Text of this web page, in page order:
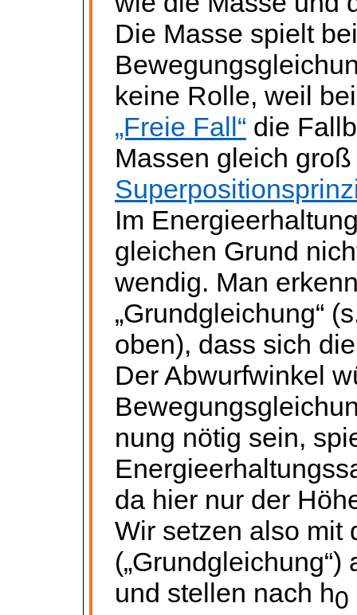
Die Masse spielt
keine Rolle, weil
„Freie Fall“ die
Massen gleich
Im
gleichen Grund
wendig. Man
„Grundgleichung“
oben), dass sich
Der Abwurfwinkel
nung nötig sein,
da hier nur der
Wir setzen also mit
(„Grundgleichung“)
und stellen nach h0